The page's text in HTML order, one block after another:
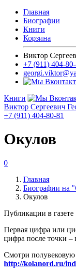
Главная
Биографии
Книги
Корзина
Виктор
+7 (911) 404-80-
Книги
Виктор Сергеевич
+7 (911) 404-80-81
Окулов
0
Главная
Биографии на
Окулов
Публикации в
Первая цифра или
цифра после точки
Смотри полувековую
http://kolanord.ru/